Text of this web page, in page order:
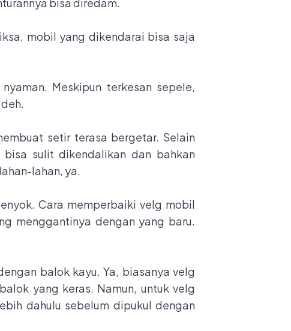
bisa diredam.
mobil yang dikendarai bisa saja
Meskipun terkesan sepele,
setir terasa bergetar. Selain
sulit dikendalikan dan bahkan
lahan, ya.
Cara memperbaiki velg mobil
menggantinya dengan yang baru.
balok kayu. Ya, biasanya velg
yang keras. Namun, untuk velg
dahulu sebelum dipukul dengan